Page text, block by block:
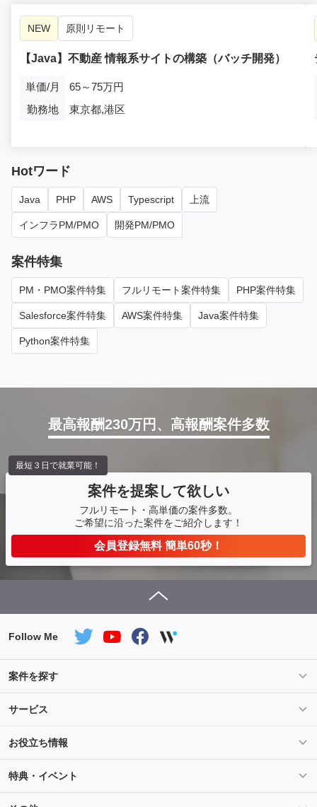
NEW 原則リモート
【Java】不動産 情報系サイトの構築（バッチ開発）
単価/月
65～75万円
勤務地
東京都,港区
Hotワード
Java PHP AWS Typescript 上流
インフラPM/PMO 開発PM/PMO
案件特集
PM・PMO案件特集 フルリモート案件特集 PHP案件特集
Salesforce案件特集 AWS案件特集 Java案件特集
Python案件特集
最高報酬230万円、高報酬案件多数
案件を提案して欲しい
フルリモート・高単価の案件多数。
ご希望に沿った案件をご紹介します！
会員登録無料 簡単60秒！
最短３日で就業可能！
Follow Me
案件を探す
条件を指定して案件を探す
Salesforce案件特集 AWS案件特集
サービス
サービス紹介
ご登録から参画までの流れ フリーランスの声
お役立ち情報
ライフ
キャリア スキル・テクノロジー
特典・イベント
セミナー